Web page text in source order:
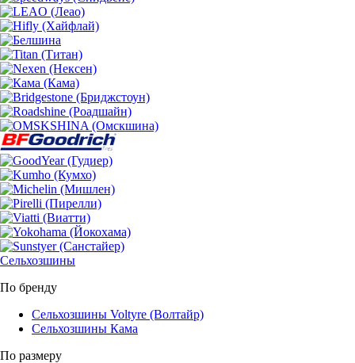
Сельхозшины
По бренду
Сельхозшины Voltyre (Волтайр)
Сельхозшины Кама
По размеру